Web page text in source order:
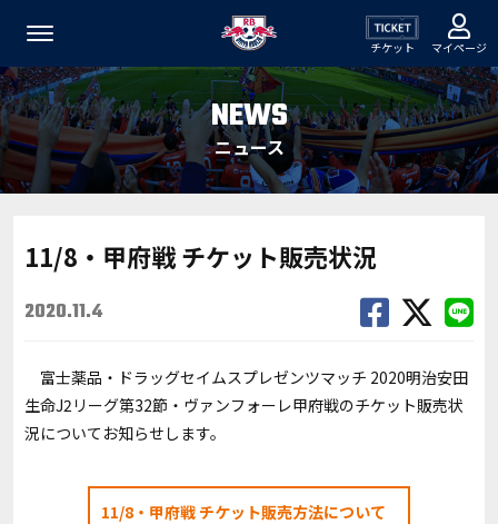
チケット マイページ
NEWS
ニュース
11/8・甲府戦 チケット販売状況
2020.11.4
富士薬品・ドラッグセイムスプレゼンツマッチ 2020明治安田
生命J2リーグ第32節・ヴァンフォーレ甲府戦のチケット販売状
況についてお知らせします。
11/8・甲府戦 チケット販売方法について